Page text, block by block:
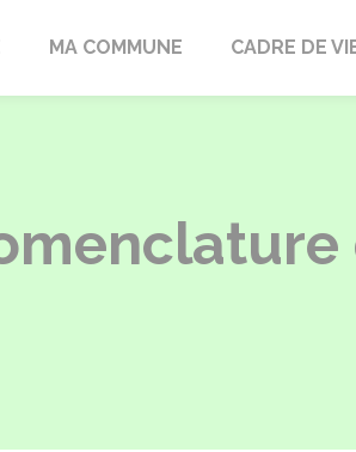
MA COMMUNE CADRE DE